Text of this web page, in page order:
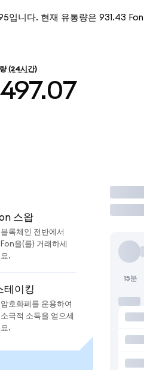
입니다. 현재 유통량은 931.43
(24시간)
스왑
블록체인 전반에서
Fon을(를) 거래하세
요.
테이킹
암호화폐를 운용하여
소극적 소득을 얻으세
요.
거래
15분